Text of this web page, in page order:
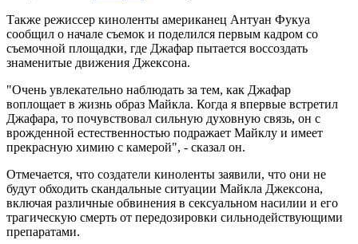
Также режиссер киноленты американец Антуан Фукуа
сообщил о начале съемок и поделился первым кадром со
съемочной площадки, где Джафар пытается воссоздать
знаменитые движения Джексона.
"Очень увлекательно наблюдать за тем, как Джафар
воплощает в жизнь образ Майкла. Когда я впервые встретил
Джафара, то почувствовал сильную духовную связь, он с
врожденной естественностью подражает Майклу и имеет
прекрасную химию с камерой", - сказал он.
Отмечается, что создатели киноленты заявили, что они не
будут обходить скандальные ситуации Майкла Джексона,
включая различные обвинения в сексуальном насилии и его
трагическую смерть от передозировки сильнодействующими
препаратами.